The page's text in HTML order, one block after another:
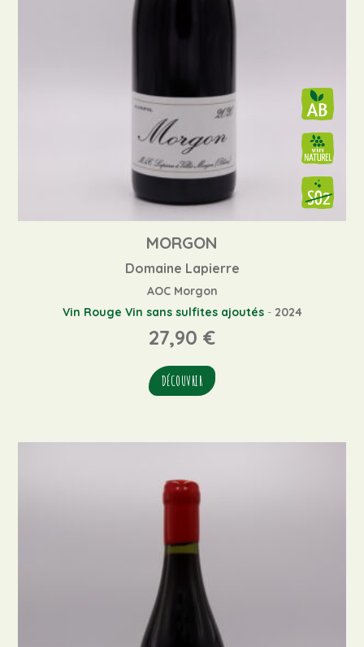
MORGON
Domaine Lapierre
AOC Morgon
Vin Rouge Vin sans sulfites ajoutés- 2024
27,90 €
DÉCOUVRIR